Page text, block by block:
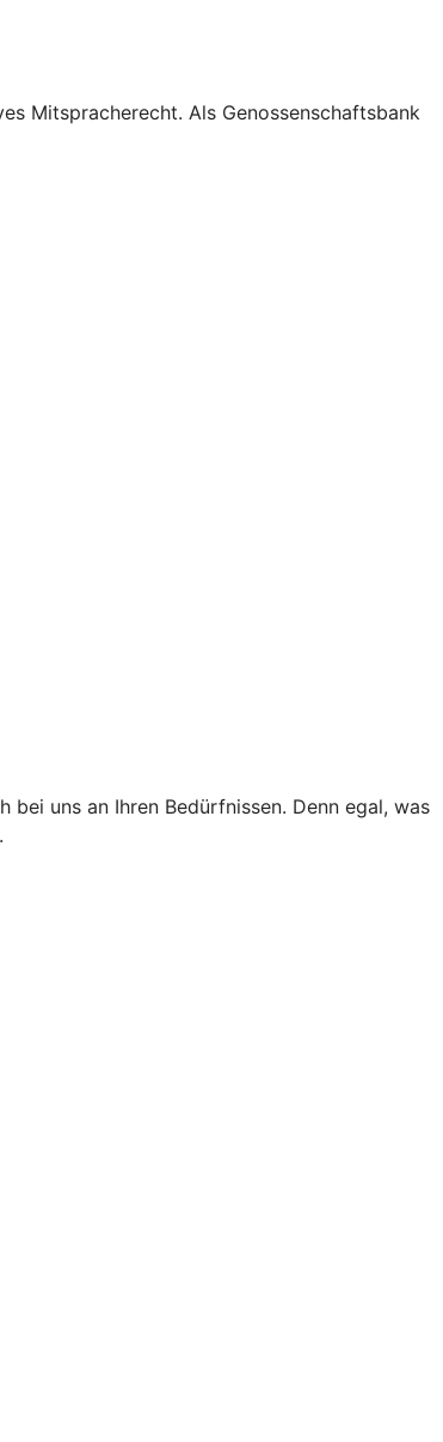
Mitspracherecht. Als Genossenschaftsbank
bei uns an Ihren Bedürfnissen. Denn egal, was